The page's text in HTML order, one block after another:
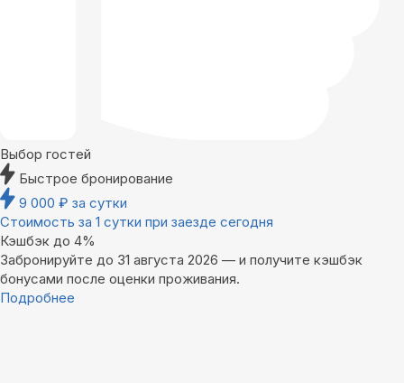
Выбор гостей
Быстрое бронирование
9 000 ₽ за сутки
Стоимость за 1 сутки при заезде сегодня
Кэшбэк до 4%
Забронируйте до 31 августа 2026 — и получите кэшбэк
бонусами после оценки проживания.
Подробнее